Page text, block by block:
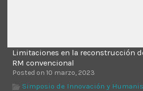
Limitaciones en la reconstrucción
RM convencional
Posted on 10 marzo, 2023
Simposio de Innovación y